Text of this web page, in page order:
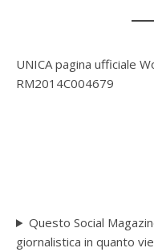
UNICA pagina ufficiale
RM2014C004679
Questo Social
giornalistica in quanto